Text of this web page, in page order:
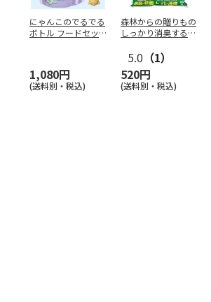
にゃんこのでるでる
ボトル フードセッ
1,080円
(送料別・税込)
森林からの贈りもの
しっかり消臭するひ
5.0 （1）
520円
(送料別・税込)